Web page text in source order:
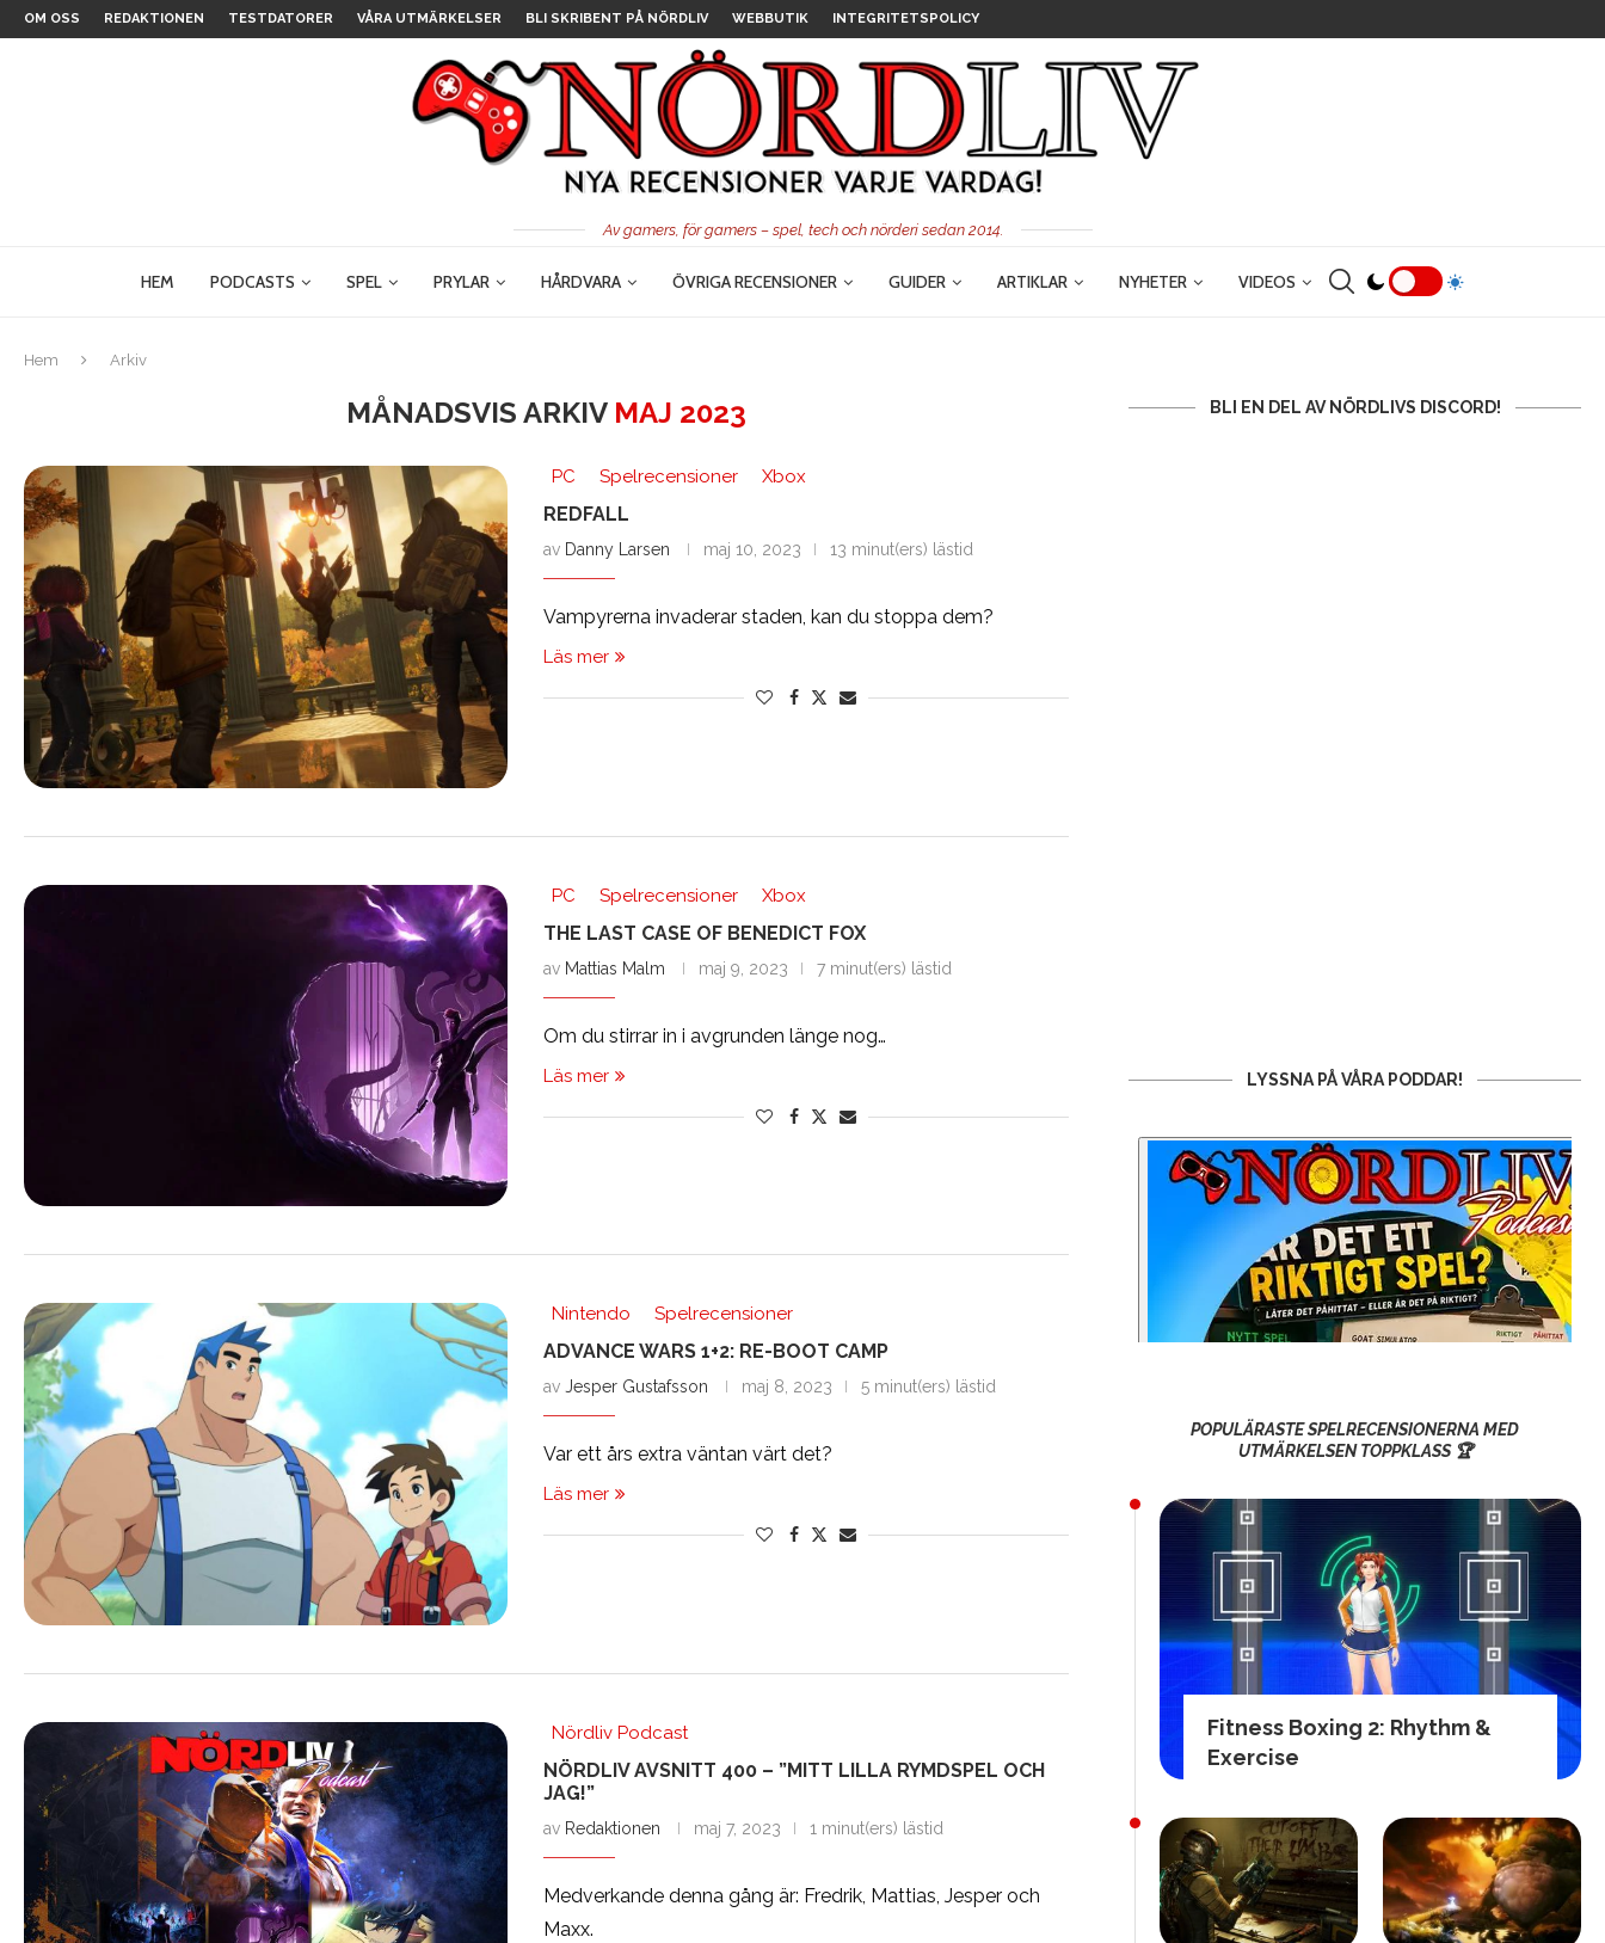
OM OSS REDAKTIONEN TESTDATORER VÅRA UTMÄRKELSER BLI SKRIBENT PÅ NÖRDLIV WEBBUTIK INTEGRITETSPOLICY
Av gamers, för gamers – spel, tech och nörderi sedan 2014.
HEM PODCASTS SPEL PRYLAR HÅRDVARA ÖVRIGA RECENSIONER GUIDER ARTIKLAR NYHETER VIDEOS
Hem Arkiv
MÅNADSVIS ARKIV MAJ 2023
PC Spelrecensioner Xbox
REDFALL
av Danny Larsen maj 10, 2023 13 minut(ers) lästid
Vampyrerna invaderar staden, kan du stoppa dem?
Läs mer
PC Spelrecensioner Xbox
THE LAST CASE OF BENEDICT FOX
av Mattias Malm maj 9, 2023 7 minut(ers) lästid
Om du stirrar in i avgrunden länge nog…
Läs mer
Nintendo Spelrecensioner
ADVANCE WARS 1+2: RE-BOOT CAMP
av Jesper Gustafsson maj 8, 2023 5 minut(ers) lästid
Var ett års extra väntan värt det?
Läs mer
Nördliv Podcast
NÖRDLIV AVSNITT 400 – ”MITT LILLA RYMDSPEL OCH
JAG!”
av Redaktionen maj 7, 2023 1 minut(ers) lästid
Medverkande denna gång är: Fredrik, Mattias, Jesper och
Maxx.
BLI EN DEL AV NÖRDLIVS DISCORD!
LYSSNA PÅ VÅRA PODDAR!
POPULÄRASTE SPELRECENSIONERNA MED
UTMÄRKELSEN TOPPKLASS 🏆
Fitness Boxing 2: Rhythm &
Exercise